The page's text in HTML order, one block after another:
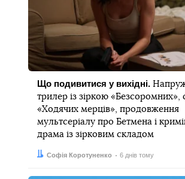
Що подивитися у вихідні.
трилер із зіркою «Безсоромних»,
«Ходячих мерців», продовження
мультсеріалу про Бетмена і
драма із зірковим складом
Автор:
Софія Коротуненко
Дата: 6 днів тому